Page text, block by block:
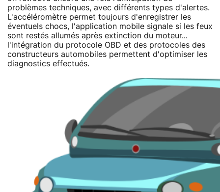
problèmes techniques, avec différents types d'alertes.
L'accéléromètre permet toujours d'enregistrer les
éventuels chocs, l'application mobile signale si les feux
sont restés allumés après extinction du moteur...
l'intégration du protocole OBD et des protocoles des
constructeurs automobiles permettent d'optimiser les
diagnostics effectués.